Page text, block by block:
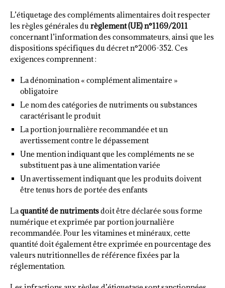
L’étiquetage des compléments alimentaires doit respecter
les règles générales durèglement (UE) n°1169/2011
concernant l’information des consommateurs, ainsi que les
dispositions spécifiques du décret n°2006-352. Ces
exigences comprennent :
La dénomination « complément alimentaire »
obligatoire
Le nom des catégories de nutriments ou substances
caractérisant le produit
La portion journalière recommandée et un
avertissement contre le dépassement
Une mention indiquant que les compléments ne se
substituent pas à une alimentation variée
Un avertissement indiquant que les produits doivent
être tenus hors de portée des enfants
Laquantité de nutrimentsdoit être déclarée sous forme
numérique et exprimée par portion journalière
recommandée. Pour les vitamines et minéraux, cette
quantité doit également être exprimée en pourcentage des
valeurs nutritionnelles de référence fixées par la
réglementation.